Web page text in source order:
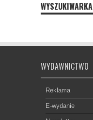
WYSZUKIWARKA
WYDAWNICTWO
Reklama
E-wydanie